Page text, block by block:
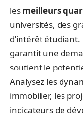
les meilleurs
universités, des
d’intérêt
garantit une
soutient le
Analysez les
immobilier, les
indicateurs de